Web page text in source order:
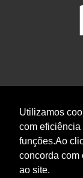
Utilizamos
com eficiência
funções.Ao
concorda com
ao site.